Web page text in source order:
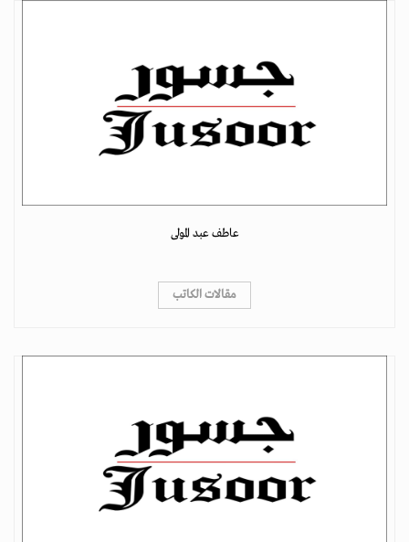
عاطف عبد المولى
مقالات الكاتب